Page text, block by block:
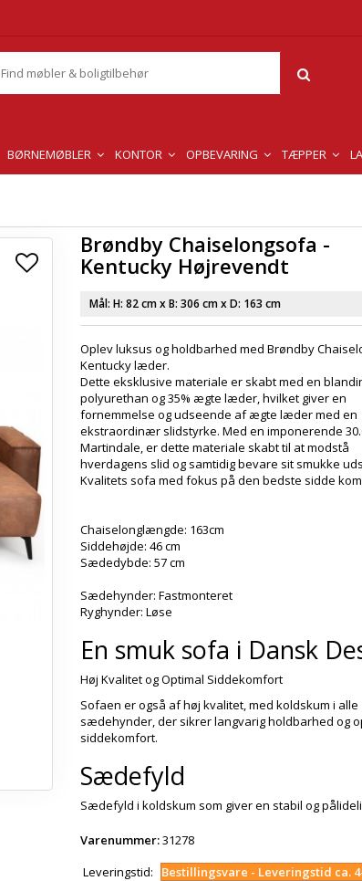
BØRNEMØBLER KONTOR OPBEVARING TÆPPER
Brøndby Chaiselongsofa -
Kentucky Højrevendt
Mål: H: 82 cmx B: 306 cmx D: 163 cm
Oplev luksus og holdbarhed med Brøndby
Kentucky læder.
Dette eksklusive materiale er skabt med en
polyurethan og 35% ægte læder, hvilket giver en
fornemmelse og udseende af ægte læder med en
ekstraordinær slidstyrke. Med en imponerende
Martindale, er dette materiale skabt til at modstå
hverdagens slid og samtidig bevare sit smukke
Kvalitets sofa med fokus på den bedste sidde
Chaiselonglængde: 163cm
Siddehøjde: 46 cm
Sædedybde: 57 cm
Sædehynder: Fastmonteret
Ryghynder: Løse
En smuk sofa i Dansk
Høj Kvalitet og Optimal Siddekomfort
Sofaen er også af høj kvalitet, med koldskum i alle
sædehynder, der sikrer langvarig holdbarhed og
siddekomfort.
Sædefyld
Sædefyld i koldskum som giver en stabil og
Varenummer:31278
Leveringstid:
Bestillingsvare - Leveringstid ca.